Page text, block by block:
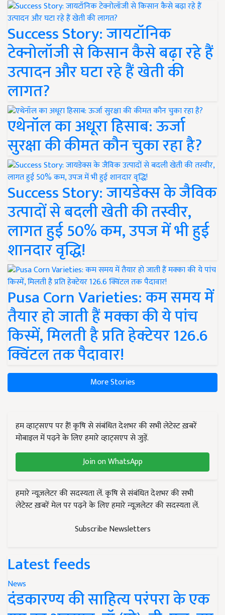
Success Story: जायटॉनिक
टेक्नोलॉजी से किसान कैसे बढ़ा रहे हैं
उत्पादन और घटा रहे हैं खेती की
लागत?
एथेनॉल का अधूरा हिसाब: ऊर्जा
सुरक्षा की कीमत कौन चुका रहा है?
Success Story: जायडेक्स के जैविक
उत्पादों से बदली खेती की तस्वीर,
लागत हुई 50% कम, उपज में भी हुई
शानदार वृद्धि!
Pusa Corn Varieties: कम समय में
तैयार हो जाती हैं मक्का की ये पांच
किस्में, मिलती है प्रति हेक्टेयर 126.6
क्विंटल तक पैदावार!
More Stories
हम व्हाट्सएप पर हैं! कृषि से संबंधित देशभर की सभी लेटेस्ट ख़बरें
मोबाइल में पढ़ने के लिए हमारे व्हाट्सएप से जुड़ें.
Join on WhatsApp
हमारे न्यूज़लेटर की सदस्यता लें. कृषि से संबंधित देशभर की सभी
लेटेस्ट ख़बरें मेल पर पढ़ने के लिए हमारे न्यूज़लेटर की सदस्यता लें.
Subscribe Newsletters
Latest feeds
News
दंडकारण्य की साहित्य परंपरा के एक